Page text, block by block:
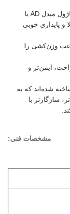
1. سیستم از لودسل با دقت بالا استفاده می‌کند. ماژول مبدل AD با
بالا و پایداری خوبی
وزن‌کشی را
ایمن‌تر و
شده‌اند که به
سازگارتر با
مشخصات فنی: